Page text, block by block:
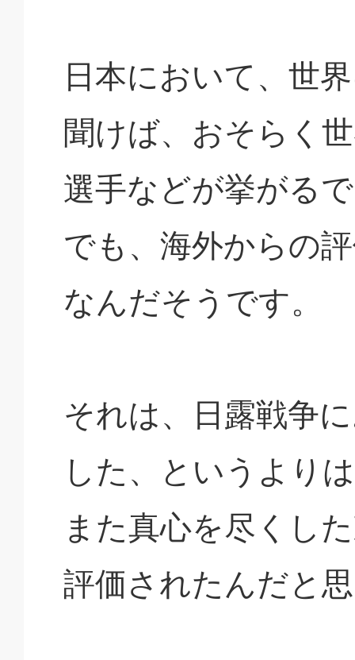
日本において、世
聞けば、おそらく
選手などが挙がる
でも、海外からの
なんだそうです。
それは、日露戦争
した、というより
また真心を尽くし
評価されたんだと